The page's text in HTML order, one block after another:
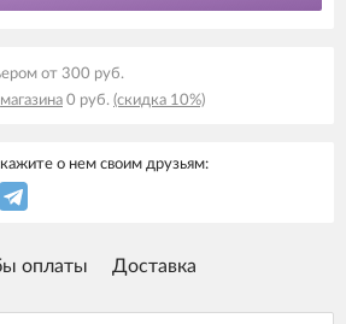
от 300 руб.
магазина 0 руб. (скидка 10%)
о нем своим друзьям:
оплаты Доставка